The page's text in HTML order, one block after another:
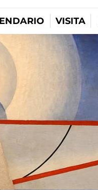
VISITA